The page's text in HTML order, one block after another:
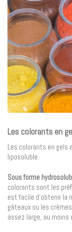
Les colorants en
Les colorants en gels
liposoluble.
Sous forme
colorants sont les
est facile d’obtenir la
gâteaux ou les
assez large, au moins